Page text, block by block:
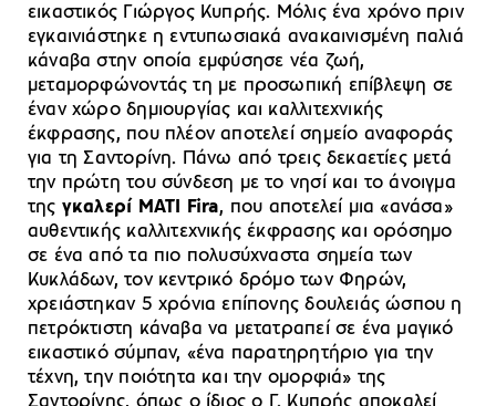
εικαστικός Γιώργος Κυπρής. Μόλις ένα χρόνο πριν
εγκαινιάστηκε η εντυπωσιακά ανακαινισμένη παλιά
κάναβα στην οποία εμφύσησε νέα ζωή,
μεταμορφώνοντάς τη με προσωπική επίβλεψη σε
έναν χώρο δημιουργίας και καλλιτεχνικής
έκφρασης, που πλέον αποτελεί σημείο αναφοράς
για τη Σαντορίνη. Πάνω από τρεις δεκαετίες μετά
την πρώτη του σύνδεση με το νησί και το άνοιγμα
της γκαλερί MATI Fira, που αποτελεί μια «ανάσα»
αυθεντικής καλλιτεχνικής έκφρασης και ορόσημο
σε ένα από τα πιο πολυσύχναστα σημεία των
Κυκλάδων, τον κεντρικό δρόμο των Φηρών,
χρειάστηκαν 5 χρόνια επίπονης δουλειάς ώσπου η
πετρόκτιστη κάναβα να μετατραπεί σε ένα μαγικό
εικαστικό σύμπαν, «ένα παρατηρητήριο για την
τέχνη, την ποιότητα και την ομορφιά» της
Σαντορίνης, όπως ο ίδιος ο Γ. Κυπρής αποκαλεί